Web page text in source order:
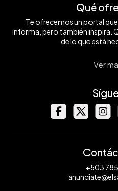
Qué
Te ofrecemos un portal
informa, pero también inspira.
de lo que está
Ver
+503